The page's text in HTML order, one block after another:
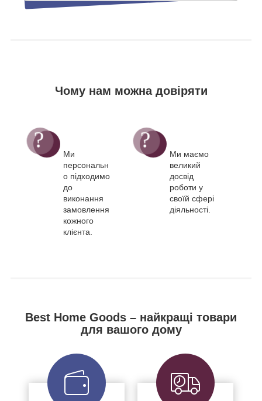
Чому нам можна довіряти
Ми
персональн
о підходимо
до
виконання
замовлення
кожного
клієнта.
Ми маємо
великий
досвід
роботи у
своїй сфері
діяльності.
Best Home Goods – найкращі товари
для вашого дому